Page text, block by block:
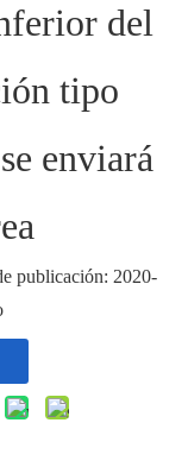
del
tipo
enviará
2020-